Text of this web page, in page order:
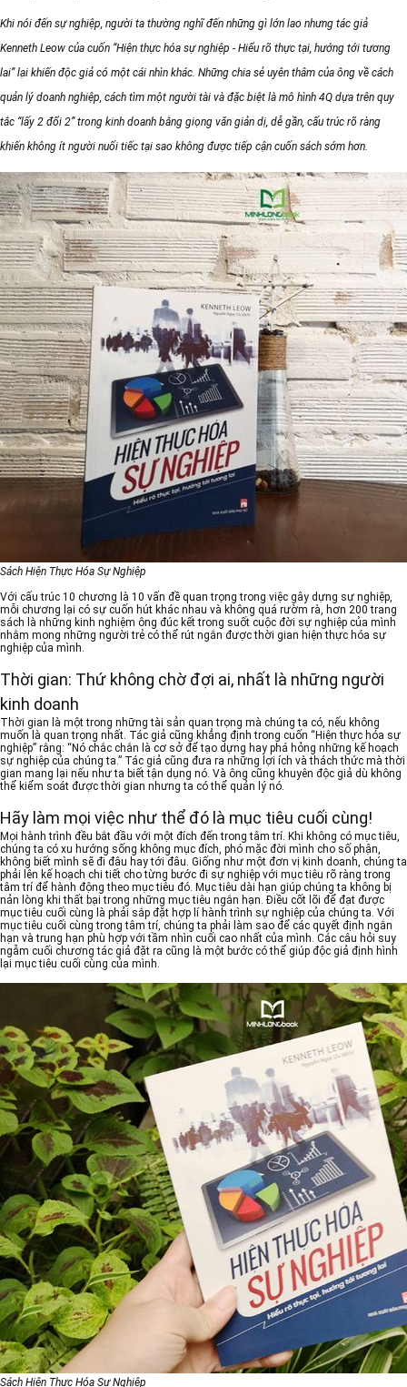
Khi nói đến sự nghiệp, người ta thường nghĩ đến những gì lớn lao nhưng tác giả
Kenneth Leow của cuốn “Hiện thực hóa sự nghiệp - Hiểu rõ thực tại, hướng tới tương
lai” lại khiến độc giả có một cái nhìn khác. Những chia sẻ uyên thâm của ông về cách
quản lý doanh nghiệp, cách tìm một người tài và đặc biệt là mô hình 4Q dựa trên quy
tắc “lấy 2 đổi 2” trong kinh doanh bằng giọng văn giản dị, dễ gần, cấu trúc rõ ràng
khiến không ít người nuối tiếc tại sao không được tiếp cận cuốn sách sớm hơn.
Sách Hiện Thực Hóa Sự Nghiệp
Với cấu trúc 10 chương là 10 vấn đề quan trọng trong việc gây dựng sự nghiệp,
mỗi chương lại có sự cuốn hút khác nhau và không quá rườm rà, hơn 200 trang
sách là những kinh nghiệm ông đúc kết trong suốt cuộc đời sự nghiệp của mình
nhằm mong những người trẻ có thể rút ngắn được thời gian hiện thực hóa sự
nghiệp của mình.
Thời gian: Thứ không chờ đợi ai, nhất là những người
kinh doanh
Thời gian là một trong những tài sản quan trọng mà chúng ta có, nếu không
muốn là quan trọng nhất. Tác giả cũng khẳng định trong cuốn “Hiện thực hóa sự
nghiệp” rằng: “Nó chắc chắn là cơ sở để tạo dựng hay phá hỏng những kế hoạch
sự nghiệp của chúng ta.” Tác giả cũng đưa ra những lợi ích và thách thức mà thời
gian mang lại nếu như ta biết tận dụng nó. Và ông cũng khuyên độc giả dù không
thể kiểm soát được thời gian nhưng ta có thể quản lý nó.
Hãy làm mọi việc như thể đó là mục tiêu cuối cùng!
Mọi hành trình đều bắt đầu với một đích đến trong tâm trí. Khi không có mục tiêu,
chúng ta có xu hướng sống không mục đích, phó mặc đời mình cho số phận,
không biết mình sẽ đi đâu hay tới đâu. Giống như một đơn vị kinh doanh, chúng ta
phải lên kế hoạch chi tiết cho từng bước đi sự nghiệp với mục tiêu rõ ràng trong
tâm trí để hành động theo mục tiêu đó. Mục tiêu dài hạn giúp chúng ta không bị
nản lòng khi thất bại trong những mục tiêu ngắn hạn. Điều cốt lõi để đạt được
mục tiêu cuối cùng là phải sắp đặt hợp lí hành trình sự nghiệp của chúng ta. Với
mục tiêu cuối cùng trong tâm trí, chúng ta phải làm sao để các quyết định ngắn
hạn và trung hạn phù hợp với tầm nhìn cuối cao nhất của mình. Các câu hỏi suy
ngẫm cuối chương tác giả đặt ra cũng là một bước có thể giúp độc giả định hình
lại mục tiêu cuối cùng của mình.
Sách Hiện Thực Hóa Sự Nghiệp